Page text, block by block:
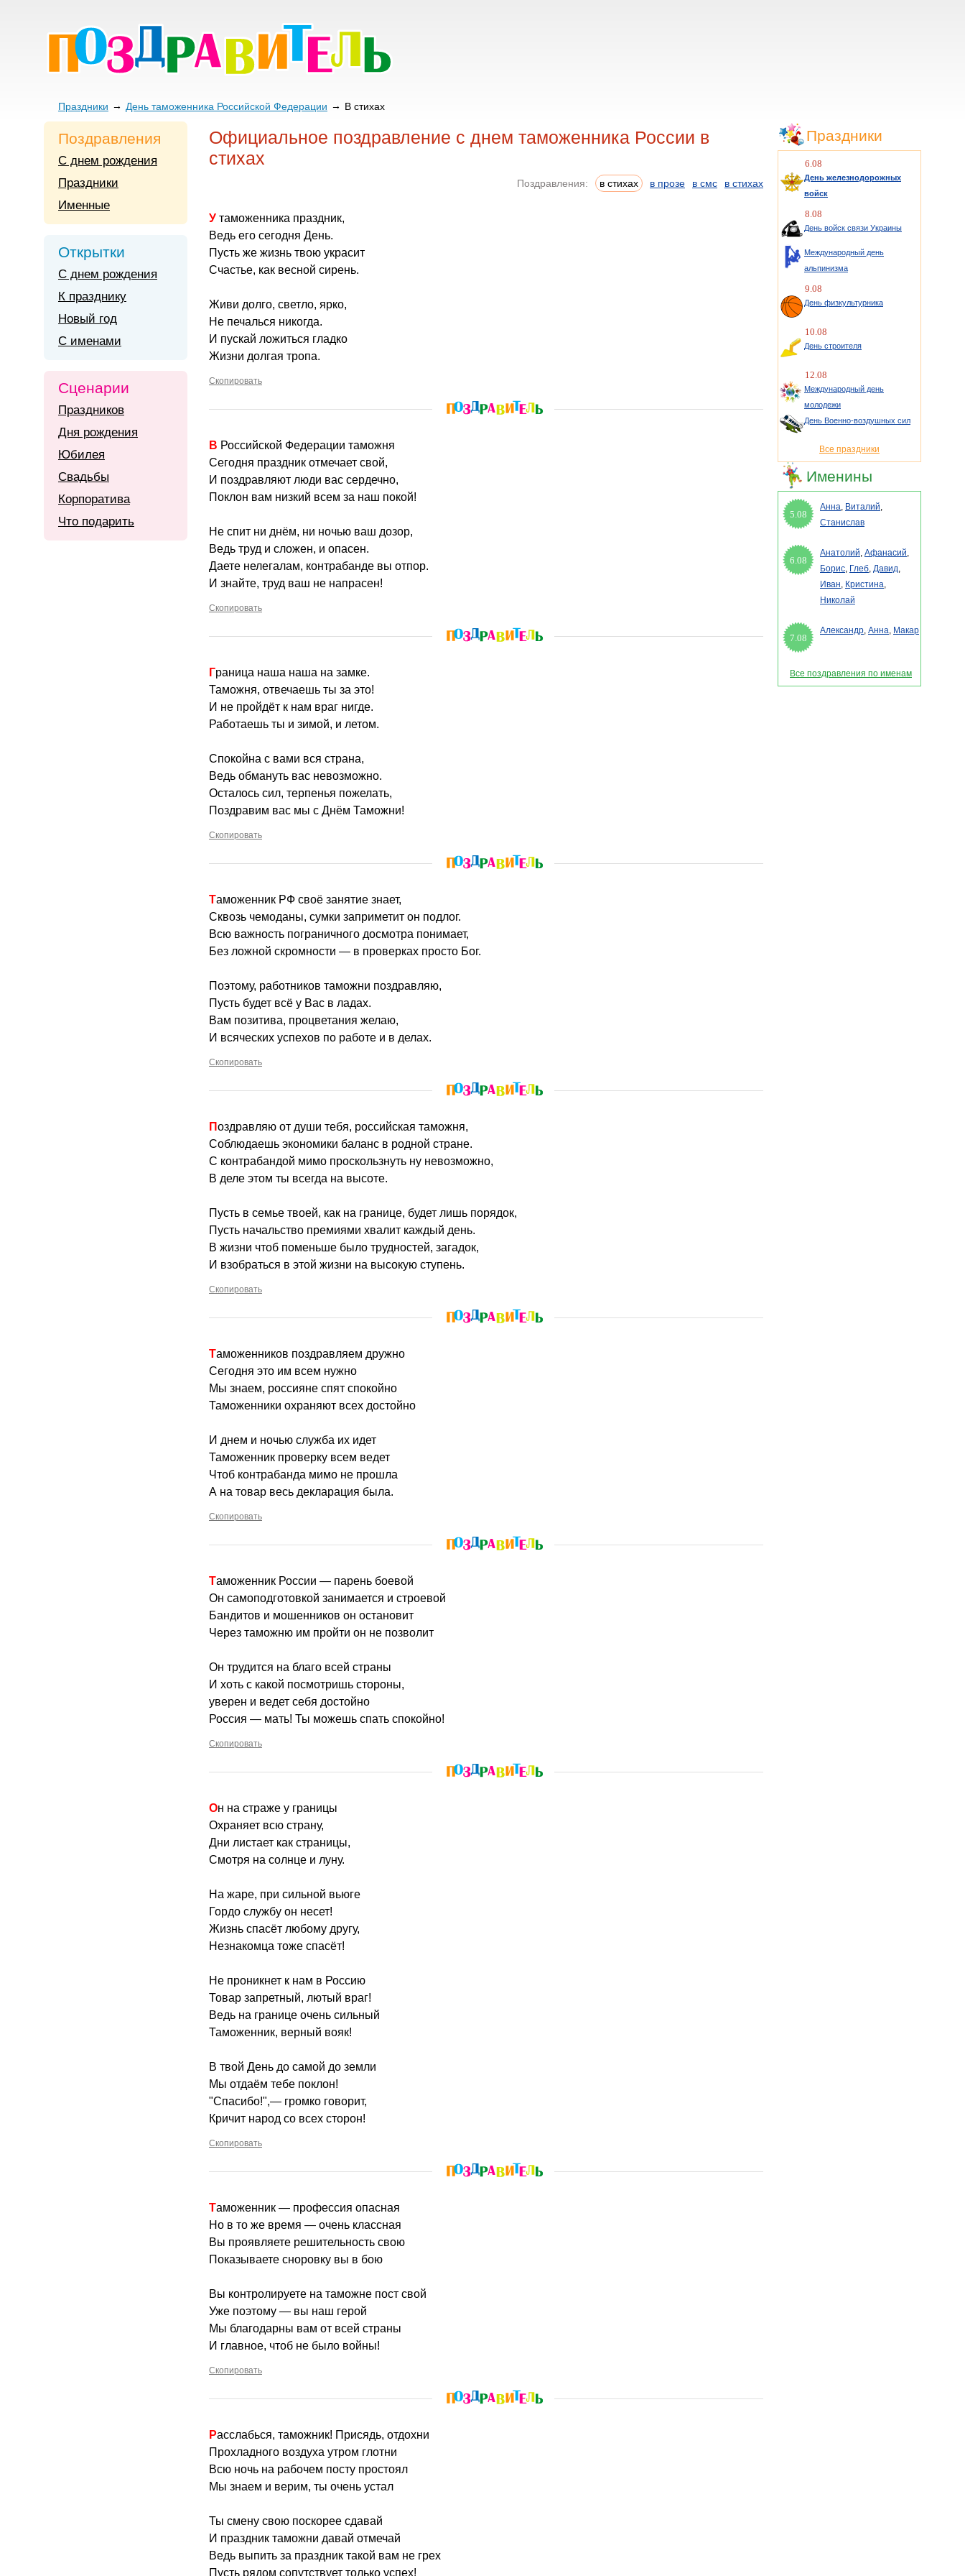
Праздники День таможенника Российской Федерации В стихах
Официальное поздравление с днем таможенника России в
стихах
Поздравления: в стихах в прозе в смс в стихах
У таможенника праздник,
Ведь его сегодня День.
Пусть же жизнь твою украсит
Счастье, как весной сирень.
Живи долго, светло, ярко,
Не печалься никогда.
И пускай ложиться гладко
Жизни долгая тропа.
Скопировать
В Российской Федерации таможня
Сегодня праздник отмечает свой,
И поздравляют люди вас сердечно,
Поклон вам низкий всем за наш покой!
Не спит ни днём, ни ночью ваш дозор,
Ведь труд и сложен, и опасен.
Даете нелегалам, контрабанде вы отпор.
И знайте, труд ваш не напрасен!
Скопировать
Граница наша наша на замке.
Таможня, отвечаешь ты за это!
И не пройдёт к нам враг нигде.
Работаешь ты и зимой, и летом.
Спокойна с вами вся страна,
Ведь обмануть вас невозможно.
Осталось сил, терпенья пожелать,
Поздравим вас мы с Днём Таможни!
Скопировать
Таможенник РФ своё занятие знает,
Сквозь чемоданы, сумки заприметит он подлог.
Всю важность пограничного досмотра понимает,
Без ложной скромности — в проверках просто Бог.
Поэтому, работников таможни поздравляю,
Пусть будет всё у Вас в ладах.
Вам позитива, процветания желаю,
И всяческих успехов по работе и в делах.
Скопировать
Поздравляю от души тебя, российская таможня,
Соблюдаешь экономики баланс в родной стране.
С контрабандой мимо проскользнуть ну невозможно,
В деле этом ты всегда на высоте.
Пусть в семье твоей, как на границе, будет лишь порядок,
Пусть начальство премиями хвалит каждый день.
В жизни чтоб поменьше было трудностей, загадок,
И взобраться в этой жизни на высокую ступень.
Скопировать
Таможенников поздравляем дружно
Сегодня это им всем нужно
Мы знаем, россияне спят спокойно
Таможенники охраняют всех достойно
И днем и ночью служба их идет
Таможенник проверку всем ведет
Чтоб контрабанда мимо не прошла
А на товар весь декларация была.
Скопировать
Таможенник России — парень боевой
Он самоподготовкой занимается и строевой
Бандитов и мошенников он остановит
Через таможню им пройти он не позволит
Он трудится на благо всей страны
И хоть с какой посмотришь стороны,
уверен и ведет себя достойно
Россия — мать! Ты можешь спать спокойно!
Скопировать
Он на страже у границы
Охраняет всю страну,
Дни листает как страницы,
Смотря на солнце и луну.
На жаре, при сильной вьюге
Гордо службу он несет!
Жизнь спасёт любому другу,
Незнакомца тоже спасёт!
Не проникнет к нам в Россию
Товар запретный, лютый враг!
Ведь на границе очень сильный
Таможенник, верный вояк!
В твой День до самой до земли
Мы отдаём тебе поклон!
"Спасибо!",— громко говорит,
Кричит народ со всех сторон!
Скопировать
Таможенник — профессия опасная
Но в то же время — очень классная
Вы проявляете решительность свою
Показываете сноровку вы в бою
Вы контролируете на таможне пост свой
Уже поэтому — вы наш герой
Мы благодарны вам от всей страны
И главное, чтоб не было войны!
Скопировать
Расслабься, таможник! Присядь, отдохни
Прохладного воздуха утром глотни
Всю ночь на рабочем посту простоял
Мы знаем и верим, ты очень устал
Ты смену свою поскорее сдавай
И праздник таможни давай отмечай
Ведь выпить за праздник такой вам не грех
Пусть рядом сопутствует только успех!
Поздравления
С днем рождения
Праздники
Именные
Открытки
С днем рождения
К празднику
Новый год
С именами
Сценарии
Праздников
Дня рождения
Юбилея
Свадьбы
Корпоратива
Что подарить
Праздники
6.08
День железнодорожных
войск
8.08
День войск связи Украины
Международный день
альпинизма
9.08
День физкультурника
10.08
День строителя
12.08
Международный день
молодежи
День Военно-воздушных сил
Все праздники
Именины
5.08
Анна, Виталий,
Станислав
6.08
Анатолий, Афанасий,
Борис, Глеб, Давид,
Иван, Кристина,
Николай
7.08
Александр, Анна, Макар
Все поздравления по именам